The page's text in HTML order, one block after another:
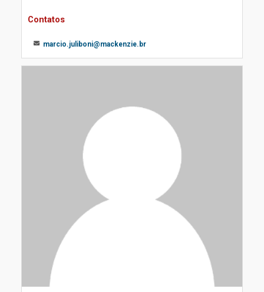
Contatos
marcio.juliboni@mackenzie.br